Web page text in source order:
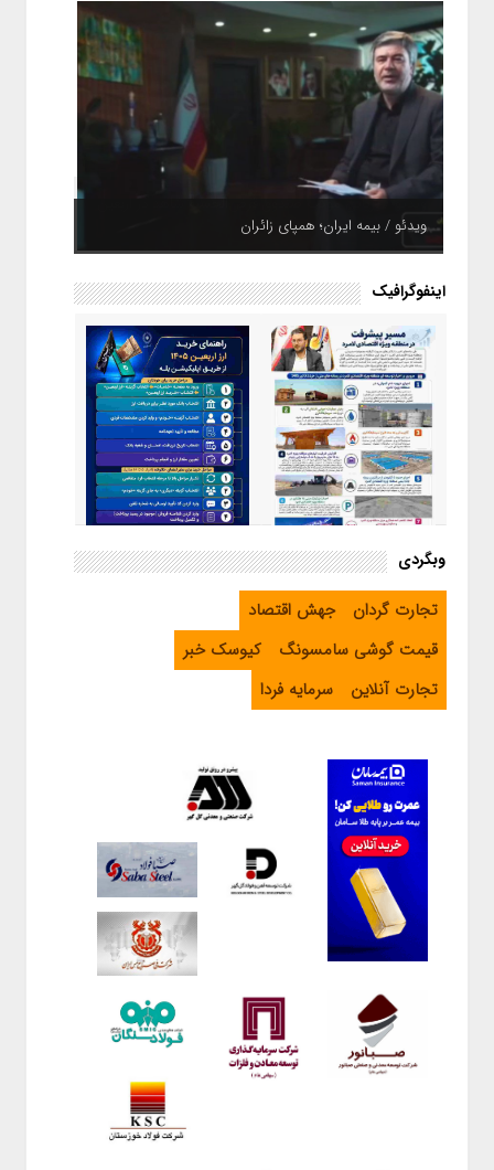
ویدئو / بیمه ایران؛ همپای زائران
اینفوگرافیک
اینفوگرافیک / مسیر پیشرفت در
منطقه ویژه اقتصادی لامرد
اینفوگرافیک / راهنمای خرید ارز
اربعین از طریق اپلیکیشن بله
وبگردی
تجارت گردان
جهش اقتصاد
قیمت گوشی سامسونگ
کیوسک خبر
تجارت آنلاین
سرمایه فردا